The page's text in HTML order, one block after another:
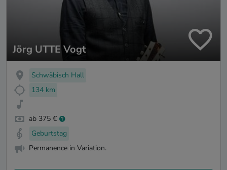
Jörg UTTE Vogt
Schwäbisch Hall
134 km
ab 375 €
Geburtstag
Permanence in Variation.